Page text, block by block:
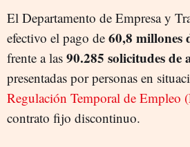
El Departamento de Empresa y
efectivo el pago de 60,8 millones
frente a las 90.285 solicitudes de
presentadas por personas en
Regulación Temporal de Empleo
contrato fijo discontinuo.